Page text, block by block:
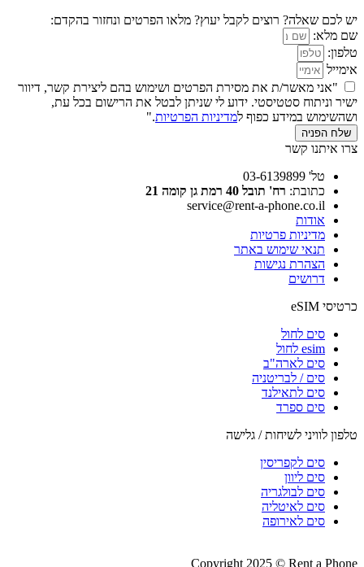
יש לכם שאלה? רוצים לקבל יעוץ? מלאו הפרטים ונחזור בהקדם:
שם מלא:
טלפון:
אימייל
"אני מאשר/ת את מסירת הפרטים ושימוש בהם ליצירת קשר, דיוור
ישיר וניתוח סטטיסטי. ידוע לי שניתן לבטל את הרישום בכל עת,
ושהשימוש במידע כפוף למדיניות הפרטיות."
שלח הפניה
צרו איתנו קשר
טל' 03-6139899
כתובת: רח' תובל 40 רמת גן קומה 21
service@rent-a-phone.co.il
אודות
מדיניות פרטיות
תנאי שימוש באתר
הצהרת נגישות
דרושים
כרטיסי eSIM
סים לחול
esim לחול
סים לארה"ב
סים / לבריטניה
סים לתאילנד
סים ספרד
טלפון לוויני לשיחות / גלישה
סים לקפריסין
סים ליוון
סים לבולגריה
סים לאיטליה
סים לאירופה
Copyright 2025 © Rent a Phone